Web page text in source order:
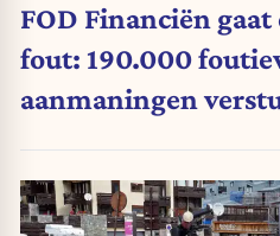
FOD Financiën
fout: 190.000
aanmaningen